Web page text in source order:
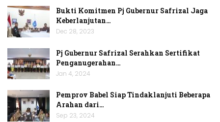
Bukti Komitmen Pj Gubernur Safrizal Jaga
Keberlanjutan…
Dec 28, 2023
Pj Gubernur Safrizal Serahkan Sertifikat
Penganugerahan…
Jan 4, 2024
Pemprov Babel Siap Tindaklanjuti Beberapa
Arahan dari…
Sep 23, 2024